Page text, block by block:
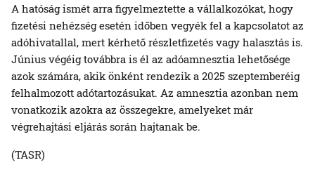
A hatóság ismét arra figyelmeztette a vállalkozókat, hogy
fizetési nehézség esetén időben vegyék fel a kapcsolatot az
adóhivatallal, mert kérhető részletfizetés vagy halasztás is.
Június végéig továbbra is él az adóamnesztia lehetősége
azok számára, akik önként rendezik a 2025 szeptemberéig
felhalmozott adótartozásukat. Az amnesztia azonban nem
vonatkozik azokra az összegekre, amelyeket már
végrehajtási eljárás során hajtanak be.
(TASR)